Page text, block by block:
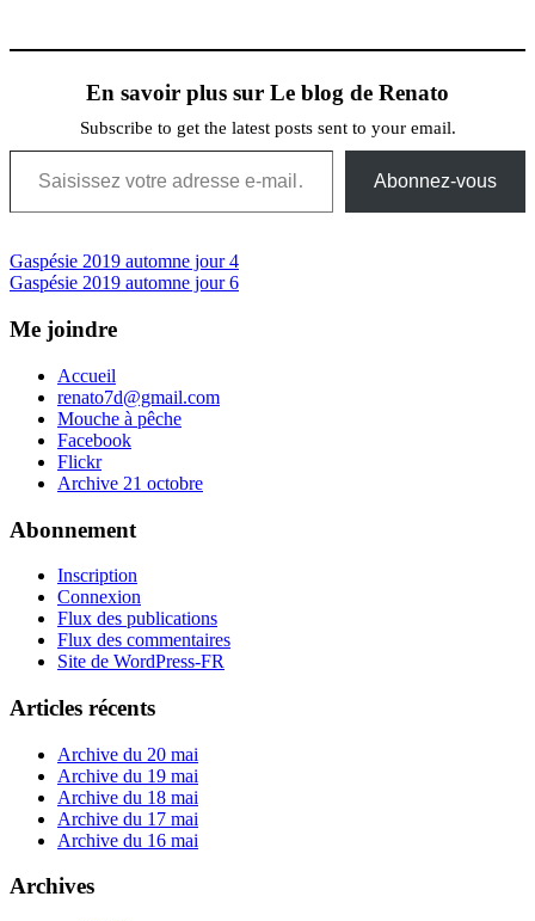
En savoir plus sur Le blog de Renato
Subscribe to get the latest posts sent to your email.
Saisissez votre adresse e-mail…
Abonnez-vous
Navigation
de
l’article
Previous
Post:
Gaspésie 2019 automne jour 4
Next
Gaspésie 2019 automne jour 6
Me joindre
Accueil
renato7d@gmail.com
Mouche à pêche
Facebook
Flickr
Archive 21 octobre
Abonnement
Inscription
Connexion
Flux des publications
Flux des commentaires
Site de WordPress-FR
Articles récents
Archive du 20 mai
Archive du 19 mai
Archive du 18 mai
Archive du 17 mai
Archive du 16 mai
Archives